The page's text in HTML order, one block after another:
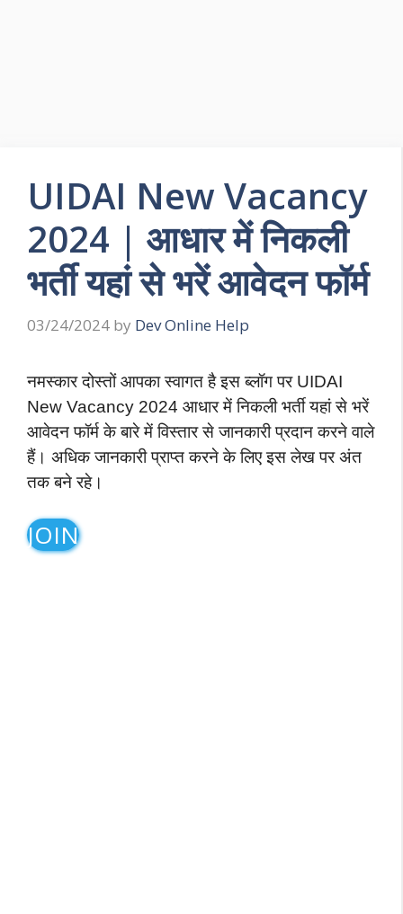
UIDAI New Vacancy
2024 | आधार में निकली
भर्ती यहां से भरें आवेदन फॉर्म
03/24/2024 by Dev Online Help
नमस्कार दोस्तों आपका स्वागत है इस ब्लॉग पर UIDAI
New Vacancy 2024 आधार में निकली भर्ती यहां से भरें
आवेदन फॉर्म के बारे में विस्तार से जानकारी प्रदान करने वाले
हैं। अधिक जानकारी प्राप्त करने के लिए इस लेख पर अंत
तक बने रहे।
JOIN